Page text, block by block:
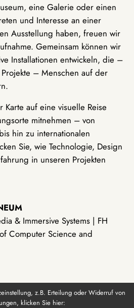
eine Galerie oder einen
und Interesse an einer
Ausstellung haben, freuen wir
Gemeinsam können wir
Installationen entwickeln, die –
– Menschen auf der
Karte auf eine visuelle Reise
mitnehmen – von
hin zu internationalen
Sie, wie Technologie, Design
in unseren Projekten
& Immersive Systems | FH
Computer Science and
z.B. Erteilung oder Widerruf von
klicken Sie hier: